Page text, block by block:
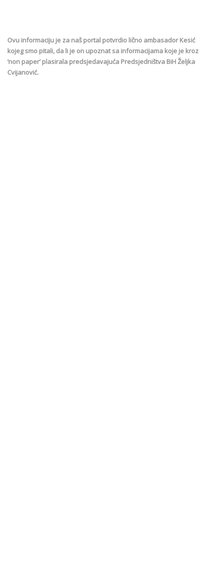
Ovu informaciju je za naš portal potvrdio lično ambasador Kesić
kojeg smo pitali, da li je on upoznat sa informacijama koje je kroz
‘non paper’ plasirala predsjedavajuća Predsjedništva BiH Željka
Cvijanović.